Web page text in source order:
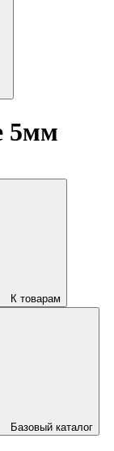
5мм
К товарам
Базовый каталог